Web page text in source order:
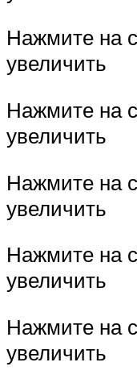
Нажмите на
увеличить
Нажмите на
увеличить
Нажмите на
увеличить
Нажмите на
увеличить
Нажмите на
увеличить